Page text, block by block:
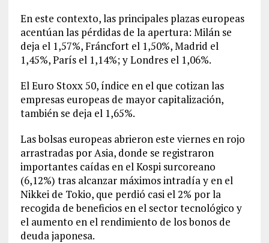
En este contexto, las principales plazas europeas
acentúan las pérdidas de la apertura: Milán se
deja el 1,57%, Fráncfort el 1,50%, Madrid el
1,45%, París el 1,14%; y Londres el 1,06%.
El Euro Stoxx 50, índice en el que cotizan las
empresas europeas de mayor capitalización,
también se deja el 1,65%.
Las bolsas europeas abrieron este viernes en rojo
arrastradas por Asia, donde se registraron
importantes caídas en el Kospi surcoreano
(6,12%) tras alcanzar máximos intradía y en el
Nikkei de Tokio, que perdió casi el 2% por la
recogida de beneficios en el sector tecnológico y
el aumento en el rendimiento de los bonos de
deuda japonesa.